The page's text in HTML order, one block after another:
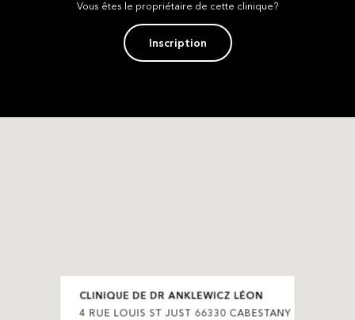
Vous êtes le propriétaire de cette clinique?
Inscription
CLINIQUE DE DR ANKLEWICZ LÉON
4 RUE LOUIS ST JUST 66330 CABESTANY